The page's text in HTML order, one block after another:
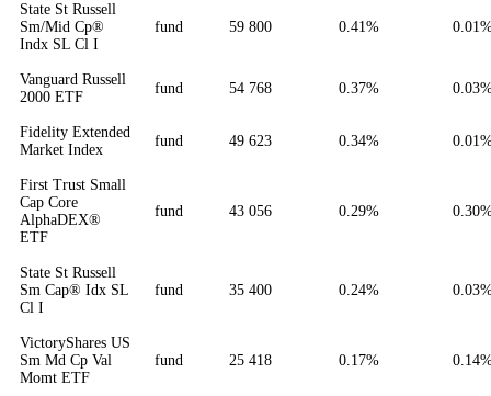
State St Russell
Sm/Mid Cp®
Indx SL Cl I
fund 59 800 0.41%
Vanguard Russell
2000 ETF
fund 54 768 0.37%
Fidelity Extended
Market Index
fund 49 623 0.34%
First Trust Small
Cap Core
AlphaDEX®
ETF
fund 43 056 0.29%
State St Russell
Sm Cap® Idx SL
Cl I
fund 35 400 0.24%
VictoryShares US
Sm Md Cp Val
Momt ETF
fund 25 418 0.17%